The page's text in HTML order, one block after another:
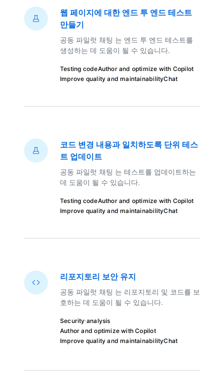
웹 페이지에 대한 엔드 투 엔드 테스트
만들기
공동 파일럿 채팅 는 엔드 투 엔드 테스트를
생성하는 데 도움이 될 수 있습니다.
Testing codeAuthor and optimize with Copilot
Improve quality and maintainabilityChat
코드 변경 내용과 일치하도록 단위 테스
트 업데이트
공동 파일럿 채팅 는 테스트를 업데이트하는
데 도움이 될 수 있습니다.
Testing codeAuthor and optimize with Copilot
Improve quality and maintainabilityChat
리포지토리 보안 유지
공동 파일럿 채팅 는 리포지토리 및 코드를 보
호하는 데 도움이 될 수 있습니다.
Security analysis
Author and optimize with Copilot
Improve quality and maintainabilityChat